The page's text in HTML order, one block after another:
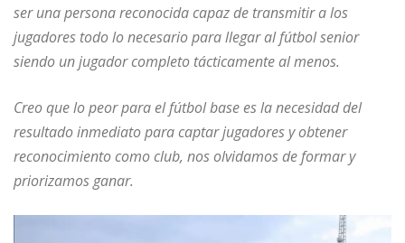
ser una persona reconocida capaz de transmitir a los
jugadores todo lo necesario para llegar al fútbol senior
siendo un jugador completo tácticamente al menos.
Creo que lo peor para el fútbol base es la necesidad del
resultado inmediato para captar jugadores y obtener
reconocimiento como club, nos olvidamos de formar y
priorizamos ganar.